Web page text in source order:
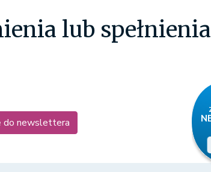
lub spełnienia
do newslettera